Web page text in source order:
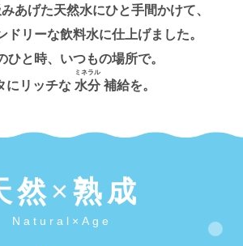
あげた天然水にひと手間かけて、
ドリーな飲料水に仕上げました。
ひと時、いつもの場所で。
にリッチな水分
ミネラル
補給を。
然×熟成
Natural×Age